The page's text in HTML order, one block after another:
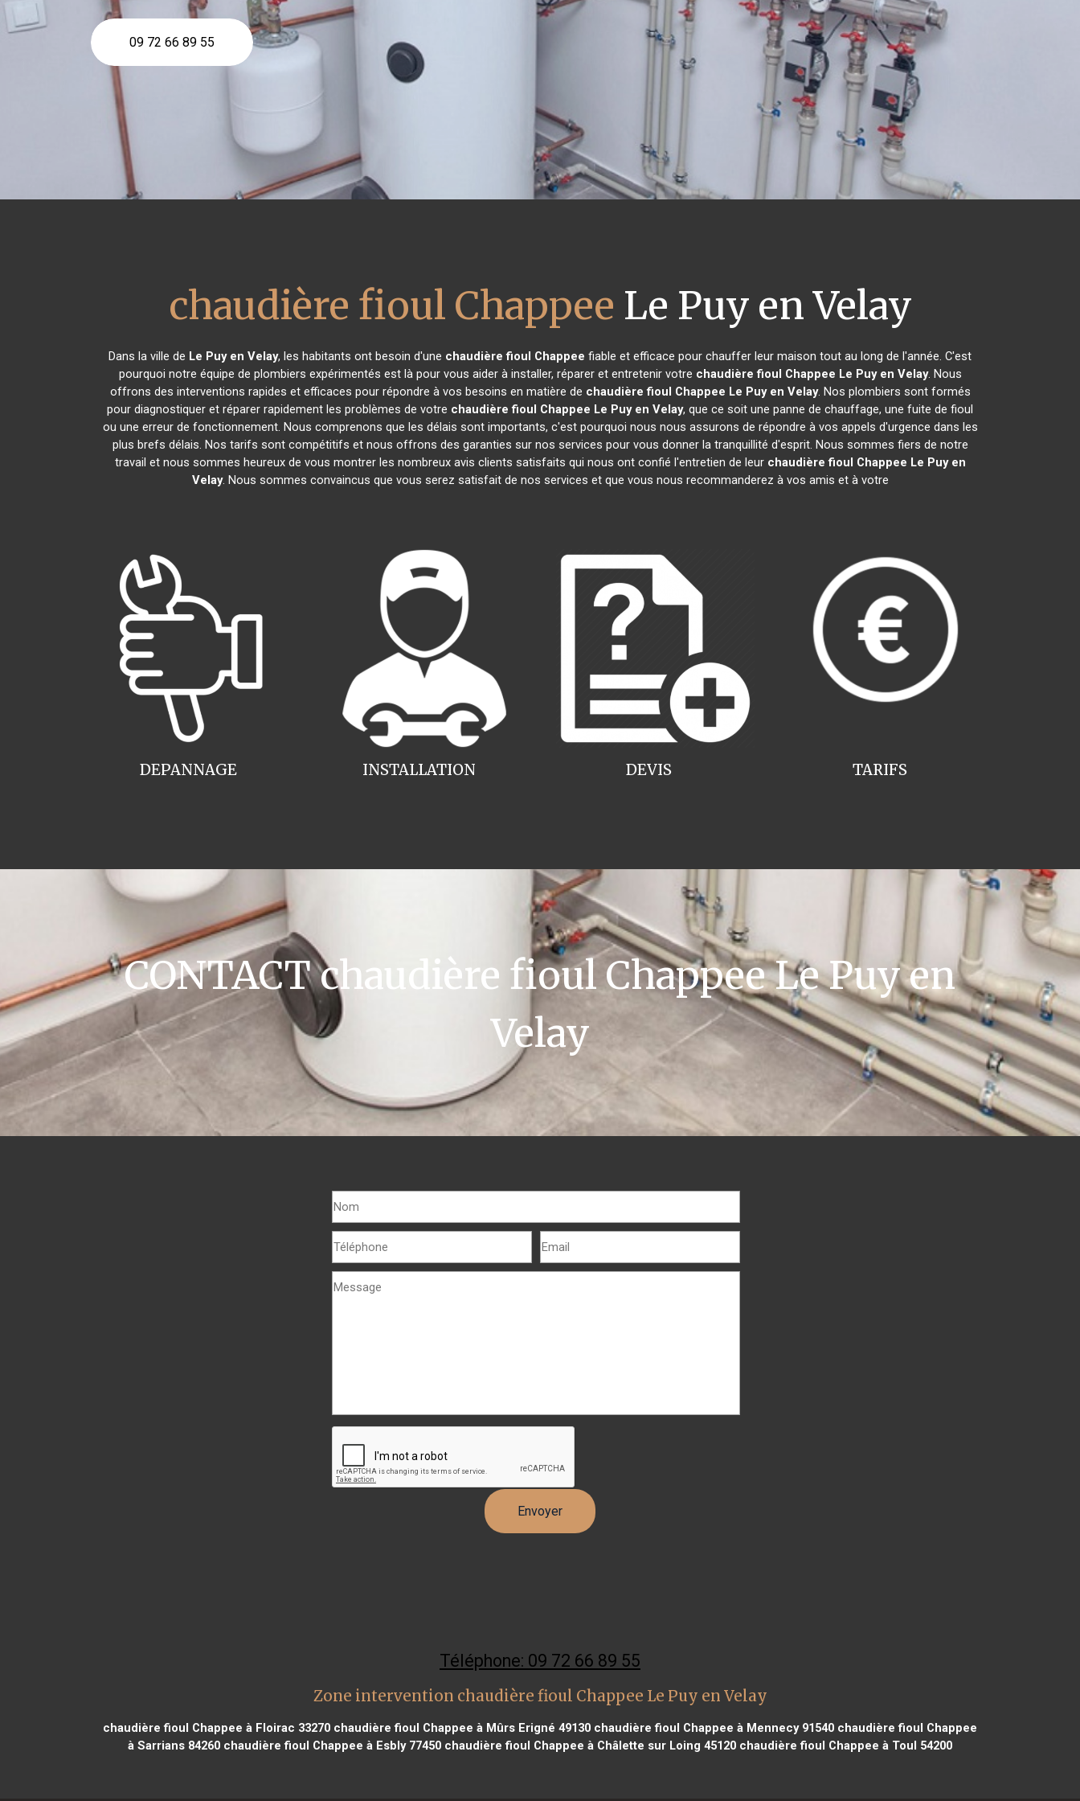
09 72 66 89 55
chaudière fioul Chappee Le Puy en Velay
Dans la ville de Le Puy en Velay, les habitants ont besoin d'une chaudière fioul Chappee fiable et efficace pour chauffer leur maison tout au long de l'année. C'est
pourquoi notre équipe de plombiers expérimentés est là pour vous aider à installer, réparer et entretenir votre chaudière fioul Chappee Le Puy en Velay. Nous
offrons des interventions rapides et efficaces pour répondre à vos besoins en matière de chaudière fioul Chappee Le Puy en Velay. Nos plombiers sont formés
pour diagnostiquer et réparer rapidement les problèmes de votre chaudière fioul Chappee Le Puy en Velay, que ce soit une panne de chauffage, une fuite de fioul
ou une erreur de fonctionnement. Nous comprenons que les délais sont importants, c'est pourquoi nous nous assurons de répondre à vos appels d'urgence dans les
plus brefs délais. Nos tarifs sont compétitifs et nous offrons des garanties sur nos services pour vous donner la tranquillité d'esprit. Nous sommes fiers de notre
travail et nous sommes heureux de vous montrer les nombreux avis clients satisfaits qui nous ont confié l'entretien de leur chaudière fioul Chappee Le Puy en
Velay. Nous sommes convaincus que vous serez satisfait de nos services et que vous nous recommanderez à vos amis et à votre
INSTALLATION
DEPANNAGE TARIFS
DEVIS
CONTACT chaudière fioul Chappee Le Puy en
Velay
Téléphone: 09 72 66 89 55
Zone intervention chaudière fioul Chappee Le Puy en Velay
chaudière fioul Chappee à Floirac 33270 chaudière fioul Chappee à Mûrs Erigné 49130 chaudière fioul Chappee à Mennecy 91540 chaudière fioul Chappee
à Sarrians 84260 chaudière fioul Chappee à Esbly 77450 chaudière fioul Chappee à Châlette sur Loing 45120 chaudière fioul Chappee à Toul 54200